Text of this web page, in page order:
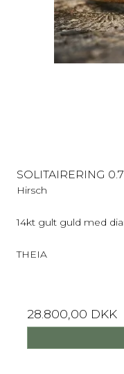
SOLITAIRERING
Hirsch
14kt gult guld med
THEIA
28.800,00 DKK